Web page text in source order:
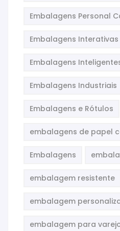
Embalagens Personal
Embalagens Interativas
Embalagens
Embalagens Industriais
Embalagens e Rótulos
embalagens de papel
Embalagens
embalagem resistente
embalagem
embalagem para